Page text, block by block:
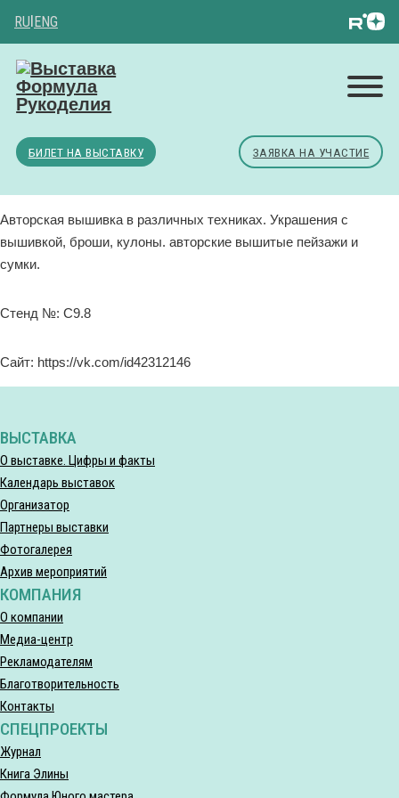
RU|ENG
БИЛЕТ НА ВЫСТАВКУ ЗАЯВКА НА УЧАСТИЕ
Авторская вышивка в различных техниках. Украшения с
вышивкой, броши, кулоны. авторские вышитые пейзажи и
сумки.
Стенд №: C9.8
Сайт: https://vk.com/id42312146
ВЫСТАВКА
О выставке. Цифры и факты
Календарь выставок
Организатор
Партнеры выставки
Фотогалерея
Архив мероприятий
КОМПАНИЯ
О компании
Медиа-центр
Рекламодателям
Благотворительность
Контакты
СПЕЦПРОЕКТЫ
Журнал
Книга Элины